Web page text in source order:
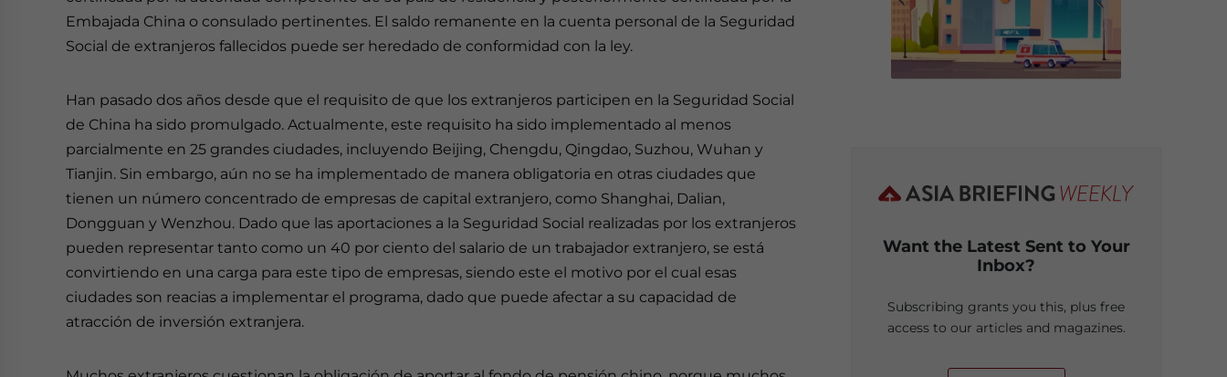
Embajada China o consulado pertinentes. El saldo remanente en la cuenta personal de la Seguridad
Social de extranjeros fallecidos puede ser heredado de conformidad con la ley.
Han pasado dos años desde que el requisito de que los extranjeros participen en la Seguridad Social
de China ha sido promulgado. Actualmente, este requisito ha sido implementado al menos
parcialmente en 25 grandes ciudades, incluyendo Beijing, Chengdu, Qingdao, Suzhou, Wuhan y
Tianjin. Sin embargo, aún no se ha implementado de manera obligatoria en otras ciudades que
tienen un número concentrado de empresas de capital extranjero, como Shanghai, Dalian,
Dongguan y Wenzhou. Dado que las aportaciones a la Seguridad Social realizadas por los extranjeros
pueden representar tanto como un 40 por ciento del salario de un trabajador extranjero, se está
convirtiendo en una carga para este tipo de empresas, siendo este el motivo por el cual esas
ciudades son reacias a implementar el programa, dado que puede afectar a su capacidad de
atracción de inversión extranjera.
Want the Latest Sent to Your
Inbox?
Subscribing grants you this, plus free
access to our articles and magazines.